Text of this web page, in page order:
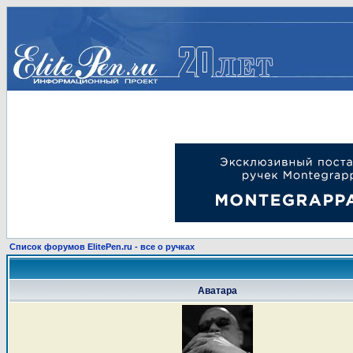
Список форумов ElitePen.ru - все о ручках
Аватара